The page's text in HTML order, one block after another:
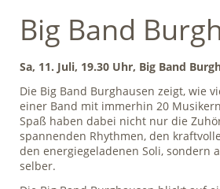
Big Band
Sa, 11. Juli, 19.30 Uhr, Big Band
Die Big Band Burghausen zeigt, wie
einer Band mit immerhin 20
Spaß haben dabei nicht nur die
spannenden Rhythmen, den
den energiegeladenen Soli, sondern
selber.